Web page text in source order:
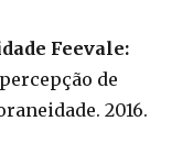
Feevale:
de
2016.